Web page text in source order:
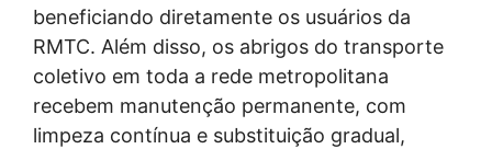
beneficiando diretamente os usuários da
RMTC. Além disso, os abrigos do transporte
coletivo em toda a rede metropolitana
recebem manutenção permanente, com
limpeza contínua e substituição gradual,